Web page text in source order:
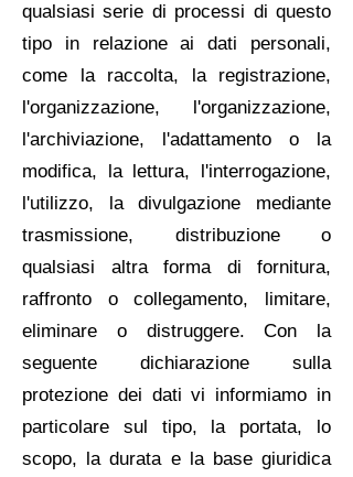
qualsiasi serie di processi di questo
tipo in relazione ai dati personali,
come la raccolta, la registrazione,
l'organizzazione, l'organizzazione,
l'archiviazione, l'adattamento o la
modifica, la lettura, l'interrogazione,
l'utilizzo, la divulgazione mediante
trasmissione, distribuzione o
qualsiasi altra forma di fornitura,
raffronto o collegamento, limitare,
eliminare o distruggere. Con la
seguente dichiarazione sulla
protezione dei dati vi informiamo in
particolare sul tipo, la portata, lo
scopo, la durata e la base giuridica